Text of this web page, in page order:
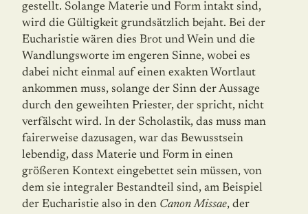
gestellt. Solange Materie und Form intakt sind,
wird die Gültigkeit grundsätzlich bejaht. Bei der
Eucharistie wären dies Brot und Wein und die
Wandlungsworte im engeren Sinne, wobei es
dabei nicht einmal auf einen exakten Wortlaut
ankommen muss, solange der Sinn der Aussage
durch den geweihten Priester, der spricht, nicht
verfälscht wird. In der Scholastik, das muss man
fairerweise dazusagen, war das Bewusstsein
lebendig, dass Materie und Form in einen
größeren Kontext eingebettet sein müssen, von
dem sie integraler Bestandteil sind, am Beispiel
der Eucharistie also in den Canon Missae, der